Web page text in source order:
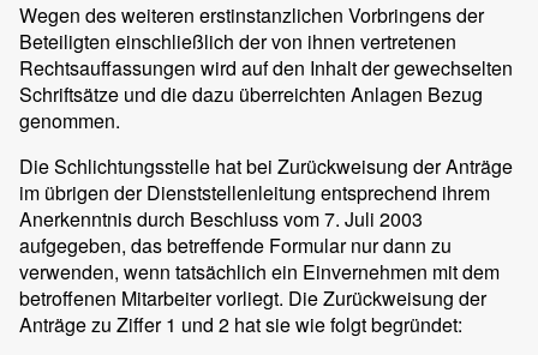
Wegen des weiteren erstinstanzlichen Vorbringens der
Beteiligten einschließlich der von ihnen vertretenen
Rechtsauffassungen wird auf den Inhalt der gewechselten
Schriftsätze und die dazu überreichten Anlagen Bezug
genommen.
Die Schlichtungsstelle hat bei Zurückweisung der Anträge
im übrigen der Dienststellenleitung entsprechend ihrem
Anerkenntnis durch Beschluss vom 7. Juli 2003
aufgegeben, das betreffende Formular nur dann zu
verwenden, wenn tatsächlich ein Einvernehmen mit dem
betroffenen Mitarbeiter vorliegt. Die Zurückweisung der
Anträge zu Ziffer 1 und 2 hat sie wie folgt begründet: